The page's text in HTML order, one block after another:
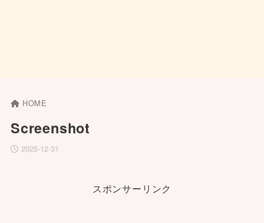
HOME
Screenshot
2025-12-31
スポンサーリンク